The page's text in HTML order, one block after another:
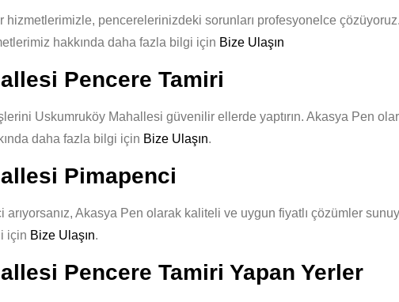
pencerelerinizdeki sorunları profesyonelce
hakkında daha fazla bilgi için Bize Ulaşın
Pencere Tamiri
Uskumruköy Mahallesi güvenilir ellerde yaptırın. Akasya Pen
daha fazla bilgi için Bize Ulaşın.
Pimapenci
Akasya Pen olarak kaliteli ve uygun fiyatlı çözümler
için Bize Ulaşın.
Pencere Tamiri Yapan Yerler